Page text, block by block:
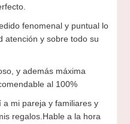
fenomenal y puntual lo
atención y sobre todo su
y además máxima
al 100%
a mi pareja y familiares y
regalos.Hable a la hora